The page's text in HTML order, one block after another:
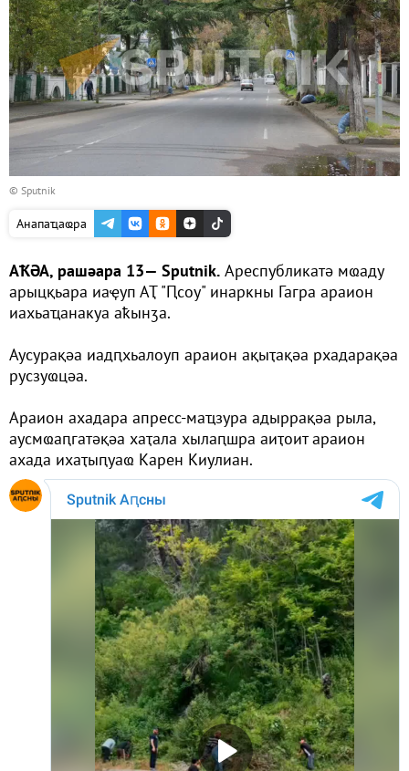
© Sputnik
Анапаҵаҩра
АҞӘА, рашәара 13— Sputnik. Ареспубликатә мҩаду
арыцқьара иаҿуп АҬ "Ԥсоу" инаркны Гагра араион
иахьаҵанакуа аҟынӡа.
Аусурақәа иадԥхьалоуп араион ақыҭақәа рхадарақәа
русзуҩцәа.
Араион ахадара апресс-маҵзура адыррақәа рыла,
аусмҩаԥгатәқәа хаҭала хылаԥшра аиҭоит араион
ахада ихаҭыԥуаҩ Карен Киулиан.